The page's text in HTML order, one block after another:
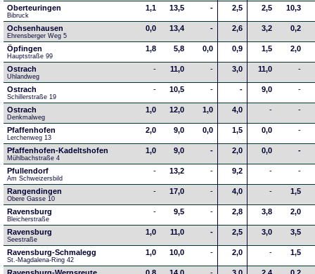
Oberteuringen
Bibruck
1,1 13,5 - 2,5 2,5 10,3
Ochsenhausen
Ehrensberger Weg 5
0,0 13,4 - 2,6 3,2 0,2
Öpfingen
Hauptstraße 99
1,8 5,8 0,0 0,9 1,5 2,0
Ostrach
Uhlandweg
- 11,0 - 3,0 11,0 -
Ostrach
Schillerstraße 19
- 10,5 - - 9,0 -
Ostrach
Denkmalweg
1,0 12,0 1,0 4,0 - -
Pfaffenhofen
Lerchenweg 13
2,0 9,0 0,0 1,5 0,0 -
Pfaffenhofen-Kadeltshofen
Mühlbachstraße 4
1,0 9,0 - 2,0 0,0 -
Pfullendorf
Am Schweizersbild
- 13,2 - 9,2 - -
Rangendingen
Obere Gasse 10
- 17,0 - 4,0 - 1,5
Ravensburg
Bleicherstraße
- 9,5 - 2,8 3,8 2,0
Ravensburg
Seestraße
1,0 11,0 - 2,5 3,0 3,5
Ravensburg-Schmalegg
St.-Magdalena-Ring 42
1,0 10,0 - 2,0 - 1,5